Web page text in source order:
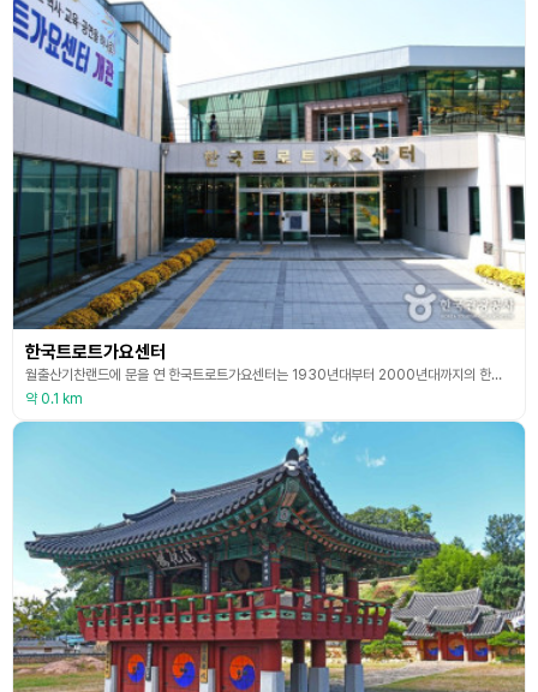
한국트로트가요센터
월출산기찬랜드에 문을 연 한국트로트가요센터는 1930년대부터 2000년대까지의 한국트로트의 흐름을 한눈에 볼 수 있으며 시대별로 유행했던 노래들을 들을 감상할 수 있다. 트로트는 일본 엔카를 번역·번안한 노래를 거쳐 1930년 전후에 국내 창작이 본격화 됐고 1935년 목포의 눈물에 이르러 그 형태가 정착되었다고 한다. 1층에는 트로트역사관, 명예의 전당, 2층에는 하춘화 전시관이 있다. 1930년부터 2000년까지의 각 시대별 대표하는 트로트를 들을
약 0.1 km